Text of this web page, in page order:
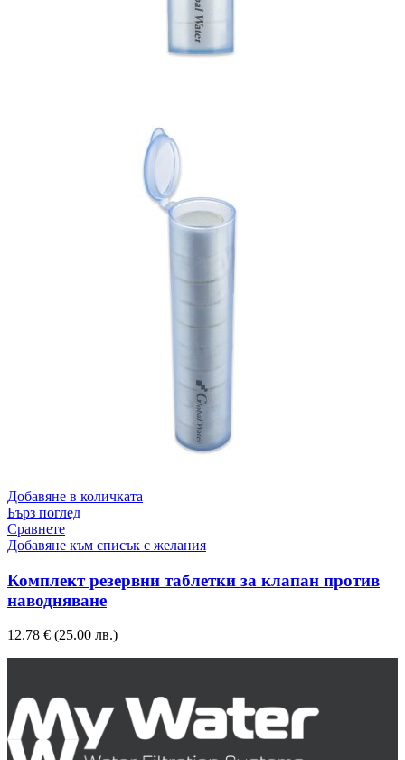
Добавяне в количката
Бърз поглед
Сравнете
Добавяне към списък с желания
Комплект резервни таблетки за клапан против
наводняване
12.78 € (25.00 лв.)